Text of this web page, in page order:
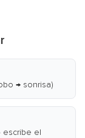
→ sonrisa)
escribe el